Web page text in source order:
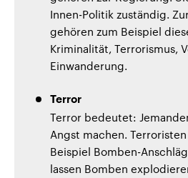
Innen-Politik zuständig.
gehören zum Beispiel
Kriminalität, Terrorismus,
Einwanderung.
Terror
Terror bedeutet:
Angst machen.
Beispiel Bomben-
lassen Bomben